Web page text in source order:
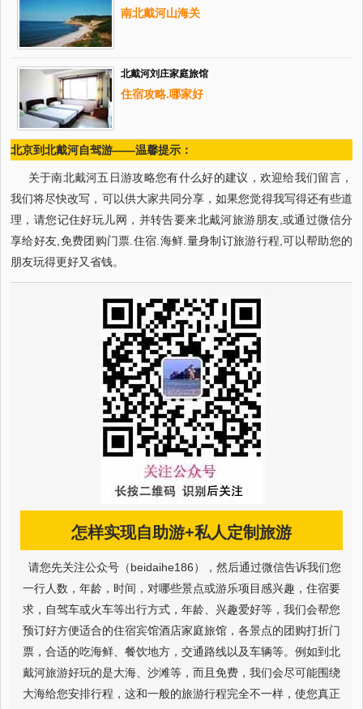
南北戴河山海关
北戴河刘庄家庭旅馆
住宿攻略.哪家好
北京到北戴河自驾游——温馨提示：
关于南北戴河五日游攻略您有什么好的建议，欢迎给我们留言，
我们将尽快改写，可以供大家共同分享，如果您觉得我写得还有些道
理，请您记住好玩儿网，并转告要来北戴河旅游朋友,或通过微信分
享给好友,免费团购门票.住宿.海鲜.量身制订旅游行程,可以帮助您的
朋友玩得更好又省钱。
怎样实现自助游+私人定制旅游
请您先关注公众号（beidaihe186），然后通过微信告诉我们您
一行人数，年龄，时间，对哪些景点或游乐项目感兴趣，住宿要
求，自驾车或火车等出行方式，年龄、兴趣爱好等，我们会帮您
预订好方便适合的住宿宾馆酒店家庭旅馆，各景点的团购打折门
票，合适的吃海鲜、餐饮地方，交通路线以及车辆等。例如到北
戴河旅游好玩的是大海、沙滩等，而且免费，我们会尽可能围绕
大海给您安排行程，这和一般的旅游行程完全不一样，使您真正